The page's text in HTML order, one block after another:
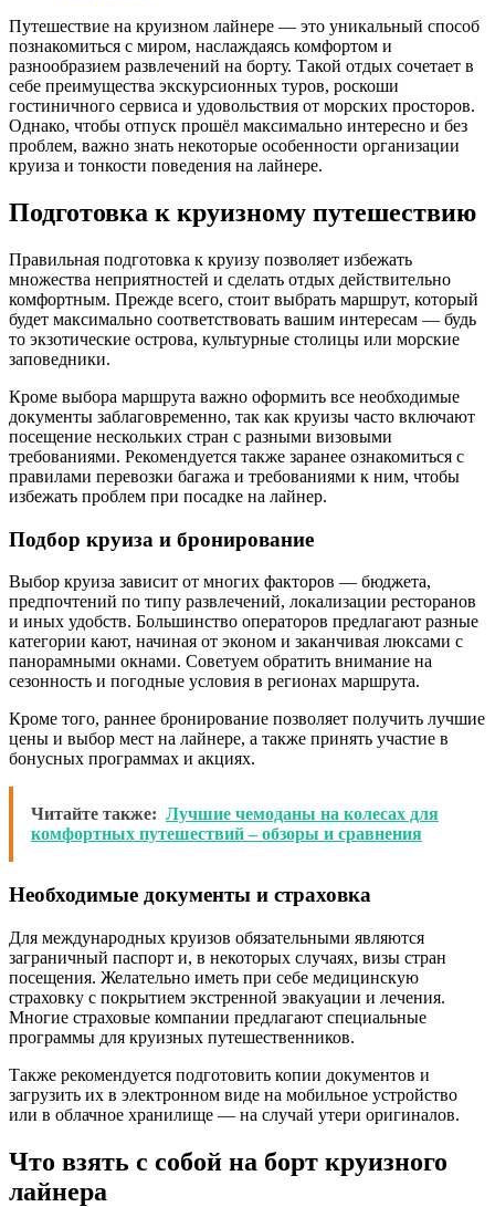
Путешествие на круизном лайнере — это уникальный способ
познакомиться с миром, наслаждаясь комфортом и
разнообразием развлечений на борту. Такой отдых сочетает в
себе преимущества экскурсионных туров, роскоши
гостиничного сервиса и удовольствия от морских просторов.
Однако, чтобы отпуск прошёл максимально интересно и без
проблем, важно знать некоторые особенности организации
круиза и тонкости поведения на лайнере.
Подготовка к круизному путешествию
Правильная подготовка к круизу позволяет избежать
множества неприятностей и сделать отдых действительно
комфортным. Прежде всего, стоит выбрать маршрут, который
будет максимально соответствовать вашим интересам — будь
то экзотические острова, культурные столицы или морские
заповедники.
Кроме выбора маршрута важно оформить все необходимые
документы заблаговременно, так как круизы часто включают
посещение нескольких стран с разными визовыми
требованиями. Рекомендуется также заранее ознакомиться с
правилами перевозки багажа и требованиями к ним, чтобы
избежать проблем при посадке на лайнер.
Подбор круиза и бронирование
Выбор круиза зависит от многих факторов — бюджета,
предпочтений по типу развлечений, локализации ресторанов
и иных удобств. Большинство операторов предлагают разные
категории кают, начиная от эконом и заканчивая люксами с
панорамными окнами. Советуем обратить внимание на
сезонность и погодные условия в регионах маршрута.
Кроме того, раннее бронирование позволяет получить лучшие
цены и выбор мест на лайнере, а также принять участие в
бонусных программах и акциях.
Читайте также: Лучшие чемоданы на колесах для
комфортных путешествий – обзоры и сравнения
Необходимые документы и страховка
Для международных круизов обязательными являются
заграничный паспорт и, в некоторых случаях, визы стран
посещения. Желательно иметь при себе медицинскую
страховку с покрытием экстренной эвакуации и лечения.
Многие страховые компании предлагают специальные
программы для круизных путешественников.
Также рекомендуется подготовить копии документов и
загрузить их в электронном виде на мобильное устройство
или в облачное хранилище — на случай утери оригиналов.
Что взять с собой на борт круизного
лайнера